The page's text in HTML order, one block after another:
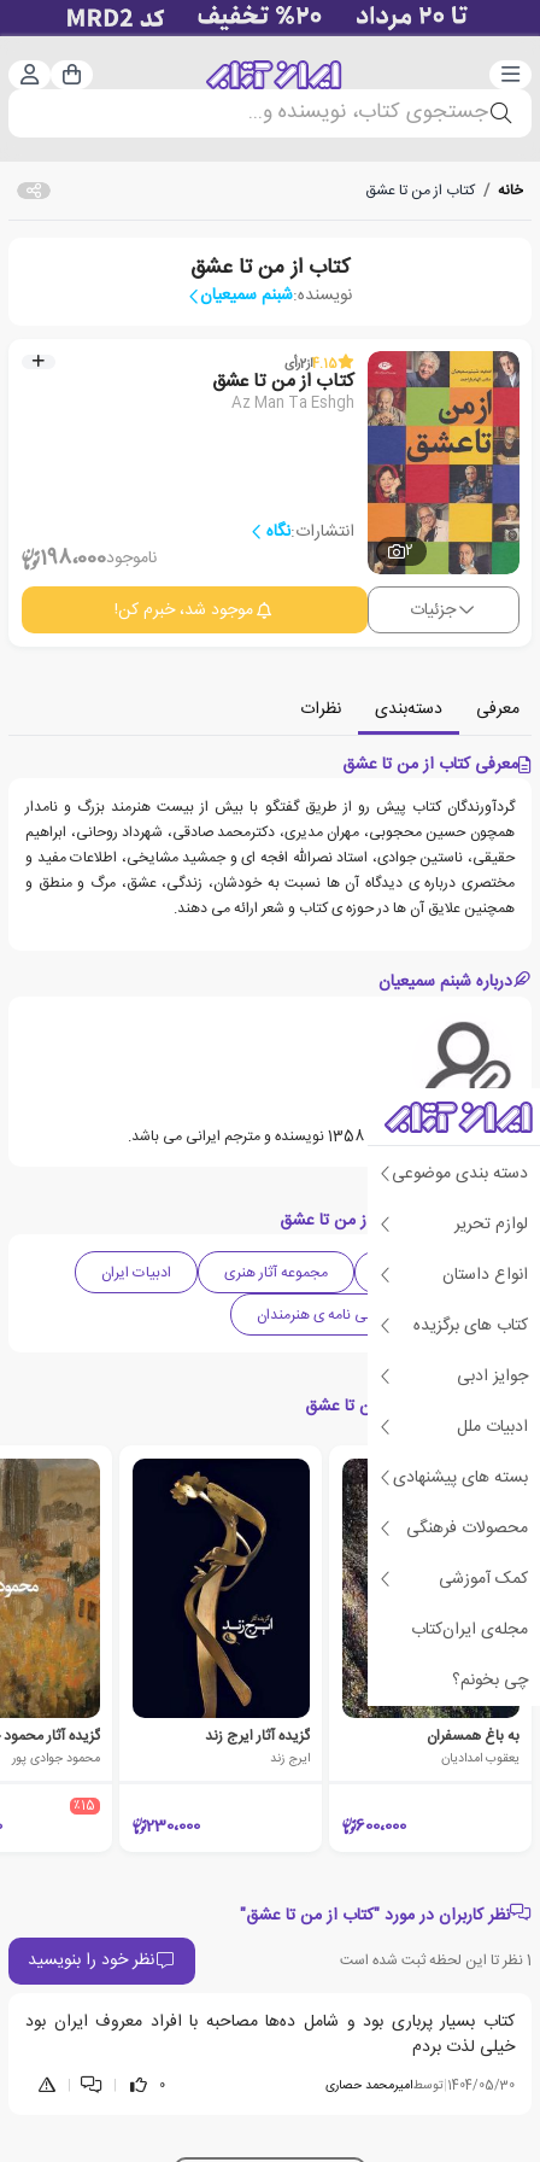
دسته‌بندی سبد
جستجوی کتاب، نویسنده و...
دسته بندی موضوعی
لوازم تحریر
انواع داستان
کتاب های برگزیده
جوایز ادبی
ادبیات ملل
بسته های پیشنهادی
محصولات فرهنگی
کمک آموزشی
مجله‌ی ایران‌کتاب
چی بخونم؟
خانه / کتاب از من تا عشق
کتاب از من تا عشق
نویسنده:شبنم سمیعیان
2
4.15از2رأی
کتاب از من تا عشق
Az Man Ta Eshgh
انتشارات:نگاه
ناموجود198،000
جزئیات موجود شد، خبرم کن!
معرفی دسته‌بندی
نظرات
معرفی کتاب از من تا عشق
گردآورندگان کتاب پیش رو از طریق گفتگو با بیش از بیست هنرمند بزرگ و نامدار
همچون حسین محجوبی، مهران مدیری، دکترمحمد صادقی، شهرداد روحانی، ابراهیم
حقیقی، ناستین جوادی، استاد نصرالله افجه ای و جمشید مشایخی، اطلاعات مفید و
مختصری درباره ی دیدگاه آن ها نسبت به خودشان، زندگی، عشق، مرگ و منطق و
همچنین علایق آن ها در حوزه ی کتاب و شعر ارائه می دهند.
درباره شبنم سمیعیان
شبنم سمیعیان متولد سال 1358 نویسنده و مترجم ایرانی می باشد.
دسته بندی های کتاب از من تا عشق
ادبیات واقع گرایانه مجموعه آثار هنری
ادبیات ایران
مصاحبه
زندگی نامه ی هنرمندان
کتاب های مرتبط با از من تا عشق
به باغ همسفران
یعقوب امدادیان
600،000
گزیده آثار ایرج زند
ایرج زند
230،000
گزیده آثار
محمود جوادی پور
٪15
نظر کاربران در مورد "کتاب از من تا عشق"
1نظر تا این لحظه ثبت شده است نظر خود را بنویسید
کتاب بسیار پرباری بود و شامل ده‌ها مصاحبه با افراد معروف ایران بود
خیلی لذت بردم
1404/05/30
|توسطامیرمحمد حصاری 0
|
|